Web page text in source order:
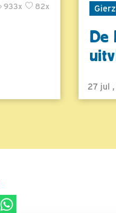
82x
933x
De
27 jul